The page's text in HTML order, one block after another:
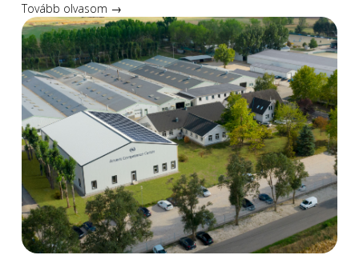
Tovább olvasom →